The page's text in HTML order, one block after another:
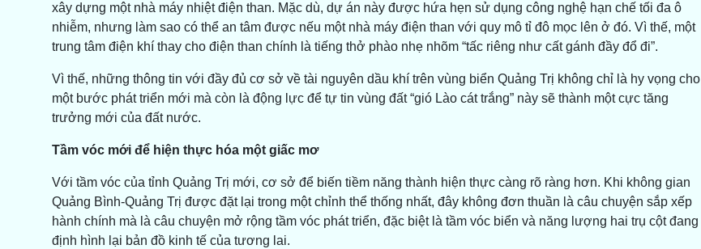
xây dựng một nhà máy nhiệt điện than. Mặc dù, dự án này được hứa hẹn sử dụng công nghệ hạn chế tối đa ô
nhiễm, nhưng làm sao có thể an tâm được nếu một nhà máy điện than với quy mô tỉ đô mọc lên ở đó. Vì thế, một
trung tâm điện khí thay cho điện than chính là tiếng thở phào nhẹ nhõm “tấc riêng như cất gánh đầy đổ đi”.
Vì thế, những thông tin với đầy đủ cơ sở về tài nguyên dầu khí trên vùng biển Quảng Trị không chỉ là hy vọng cho
một bước phát triển mới mà còn là động lực để tự tin vùng đất “gió Lào cát trắng” này sẽ thành một cực tăng
trưởng mới của đất nước.
Tầm vóc mới để hiện thực hóa một giấc mơ
Với tầm vóc của tỉnh Quảng Trị mới, cơ sở để biến tiềm năng thành hiện thực càng rõ ràng hơn. Khi không gian
Quảng Bình-Quảng Trị được đặt lại trong một chỉnh thể thống nhất, đây không đơn thuần là câu chuyện sắp xếp
hành chính mà là câu chuyện mở rộng tầm vóc phát triển, đặc biệt là tầm vóc biển và năng lượng hai trụ cột đang
định hình lại bản đồ kinh tế của tương lai.